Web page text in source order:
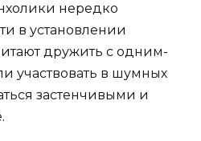
нередко
в установлении
дружить с одним-
участвовать в шумных
застенчивыми и